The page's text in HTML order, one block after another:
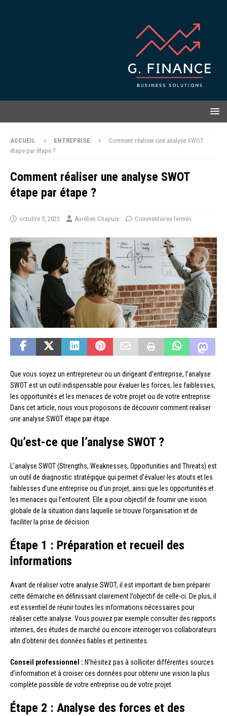
ACCUEIL ENTREPRISE
Comment réaliser une analyse SWOT
étape par étape ?
Comment réaliser une analyse SWOT
étape par étape ?
octobre 5, 2023 Aurélien Chapuis Commentaires fermés
Que vous soyez un entrepreneur ou un dirigeant d’entreprise, l’analyse
SWOT est un outil indispensable pour évaluer les forces, les faiblesses,
les opportunités et les menaces de votre projet ou de votre entreprise.
Dans cet article, nous vous proposons de découvrir comment réaliser
une analyse SWOT étape par étape.
Qu’est-ce que l’analyse SWOT ?
L’analyse SWOT (Strengths, Weaknesses, Opportunities and Threats) est
un outil de diagnostic stratégique qui permet d’évaluer les atouts et les
faiblesses d’une entreprise ou d’un projet, ainsi que les opportunités et
les menaces qui l’entourent. Elle a pour objectif de fournir une vision
globale de la situation dans laquelle se trouve l’organisation et de
faciliter la prise de décision.
Étape 1 : Préparation et recueil des
informations
Avant de réaliser votre analyse SWOT, il est important de bien préparer
cette démarche en définissant clairement l’objectif de celle-ci. De plus, il
est essentiel de réunir toutes les informations nécessaires pour
réaliser cette analyse. Vous pouvez par exemple consulter des rapports
internes, des études de marché ou encore interroger vos collaborateurs
afin d’obtenir des données fiables et pertinentes.
Conseil professionnel : N’hésitez pas à solliciter différentes sources
d’information et à croiser ces données pour obtenir une vision la plus
complète possible de votre entreprise ou de votre projet.
Étape 2 : Analyse des forces et des